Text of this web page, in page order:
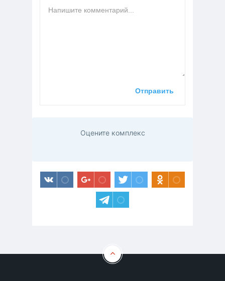
Оцените комплекс